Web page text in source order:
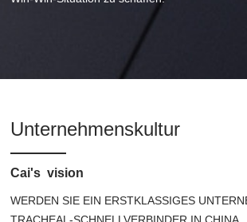
Unternehmenskultur
Cai's vision
WERDEN SIE EIN ERSTKLASSIGES